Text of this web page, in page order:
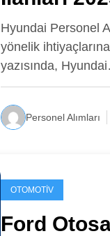
Hyundai Personel
yönelik
yazısında,
Personel Alımları
OTOMOTIV
Ford